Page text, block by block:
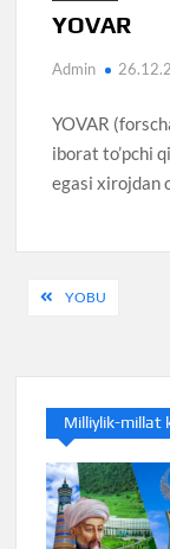
YOVAR
Admin
YOVAR
iborat to’pchi
egasi xirojdan
PostYOBU
Milliylik-millat